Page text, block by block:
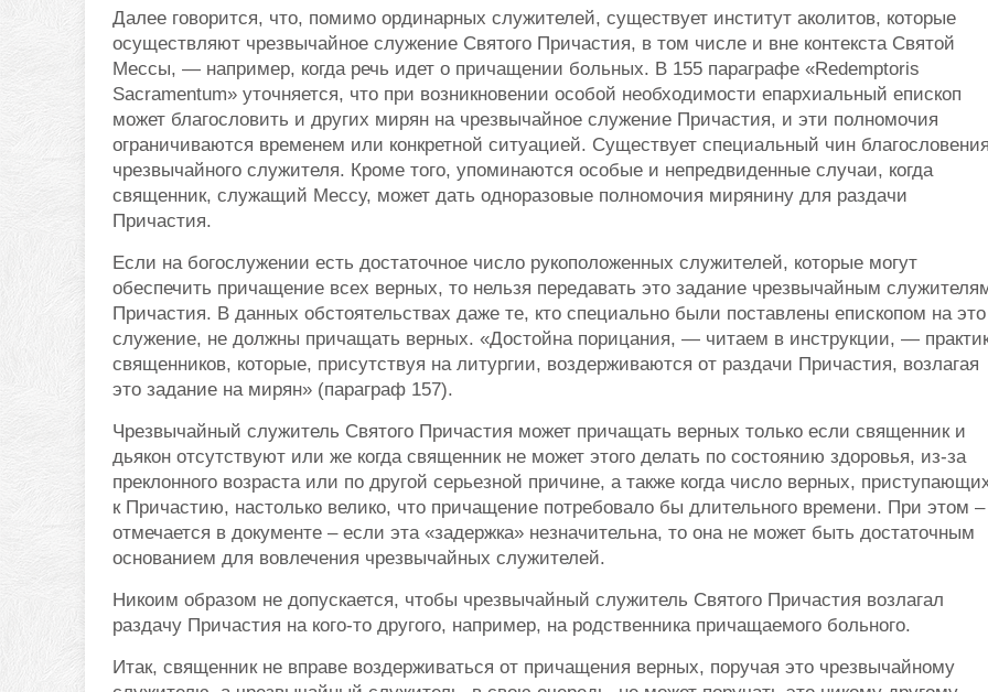
Далее говорится, что, помимо ординарных служителей, существует институт аколитов, которые
осуществляют чрезвычайное служение Святого Причастия, в том числе и вне контекста Святой
Мессы, — например, когда речь идет о причащении больных. В 155 параграфе «Redemptoris
Sacramentum» уточняется, что при возникновении особой необходимости епархиальный епископ
может благословить и других мирян на чрезвычайное служение Причастия, и эти полномочия
ограничиваются временем или конкретной ситуацией. Существует специальный чин
чрезвычайного служителя. Кроме того, упоминаются особые и непредвиденные случаи, когда
священник, служащий Мессу, может дать одноразовые полномочия мирянину для раздачи
Причастия.
Если на богослужении есть достаточное число рукоположенных служителей, которые могут
обеспечить причащение всех верных, то нельзя передавать это задание чрезвычайным
Причастия. В данных обстоятельствах даже те, кто специально были поставлены епископом на это
служение, не должны причащать верных. «Достойна порицания, — читаем в инструкции, —
священников, которые, присутствуя на литургии, воздерживаются от раздачи Причастия, возлагая
это задание на мирян» (параграф 157).
Чрезвычайный служитель Святого Причастия может причащать верных только если священник и
дьякон отсутствуют или же когда священник не может этого делать по состоянию здоровья, из-за
преклонного возраста или по другой серьезной причине, а также когда число верных,
к Причастию, настолько велико, что причащение потребовало бы длительного времени. При этом –
отмечается в документе – если эта «задержка» незначительна, то она не может быть достаточным
основанием для вовлечения чрезвычайных служителей.
Никоим образом не допускается, чтобы чрезвычайный служитель Святого Причастия возлагал
раздачу Причастия на кого-то другого, например, на родственника причащаемого больного.
Итак, священник не вправе воздерживаться от причащения верных, поручая это чрезвычайному